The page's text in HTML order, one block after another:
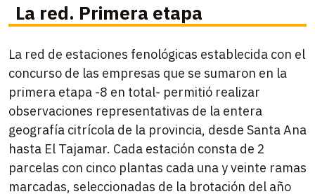
La red. Primera etapa
La red de estaciones fenológicas establecida con el
concurso de las empresas que se sumaron en la
primera etapa -8 en total- permitió realizar
observaciones representativas de la entera
geografía citrícola de la provincia, desde Santa Ana
hasta El Tajamar. Cada estación consta de 2
parcelas con cinco plantas cada una y veinte ramas
marcadas, seleccionadas de la brotación del año